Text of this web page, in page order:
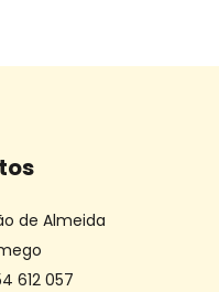
de Almeida
612 057